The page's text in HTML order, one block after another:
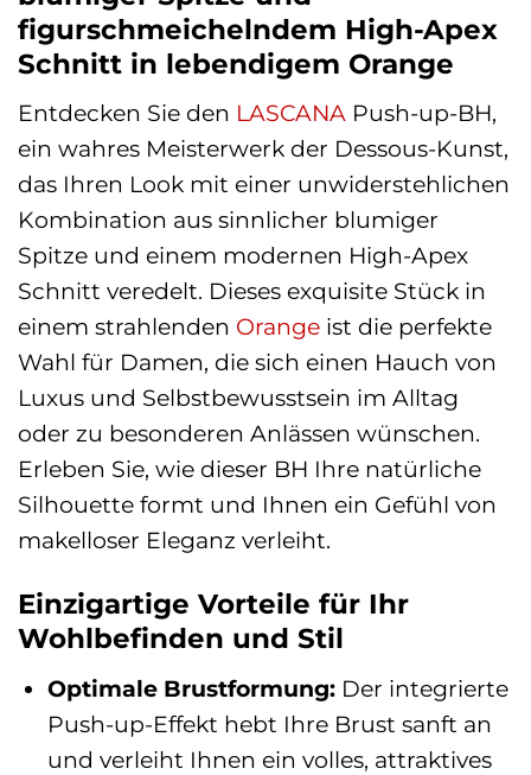
figurschmeichelndem High-Apex
Schnitt in lebendigem Orange
Entdecken Sie den LASCANA Push-up-BH,
ein wahres Meisterwerk der Dessous-Kunst,
das Ihren Look mit einer unwiderstehlichen
Kombination aus sinnlicher blumiger
Spitze und einem modernen High-Apex
Schnitt veredelt. Dieses exquisite Stück in
einem strahlenden Orange ist die perfekte
Wahl für Damen, die sich einen Hauch von
Luxus und Selbstbewusstsein im Alltag
oder zu besonderen Anlässen wünschen.
Erleben Sie, wie dieser BH Ihre natürliche
Silhouette formt und Ihnen ein Gefühl von
makelloser Eleganz verleiht.
Einzigartige Vorteile für Ihr
Wohlbefinden und Stil
Optimale Brustformung:Der integrierte
Push-up-Effekt hebt Ihre Brust sanft an
und verleiht Ihnen ein volles, attraktives